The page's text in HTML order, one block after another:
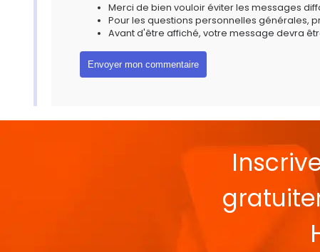
Merci de bien vouloir éviter les messages
Pour les questions personnelles générales,
Avant d'être affiché, votre message devra